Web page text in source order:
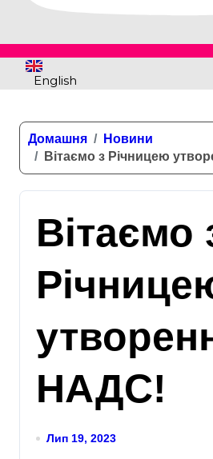
English
Домашня
Новини
Вітаємо з Річницею
Вітаємо
НАДС!
Лип 19, 2023